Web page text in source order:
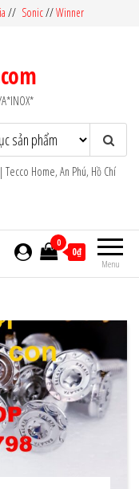
// Sonic//Winner
Tecco Home, An Phú, Hồ Chí
Menu
0
0₫